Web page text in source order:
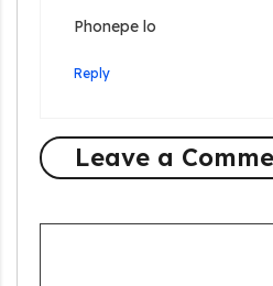
Phonepe lo
Reply
Leave a